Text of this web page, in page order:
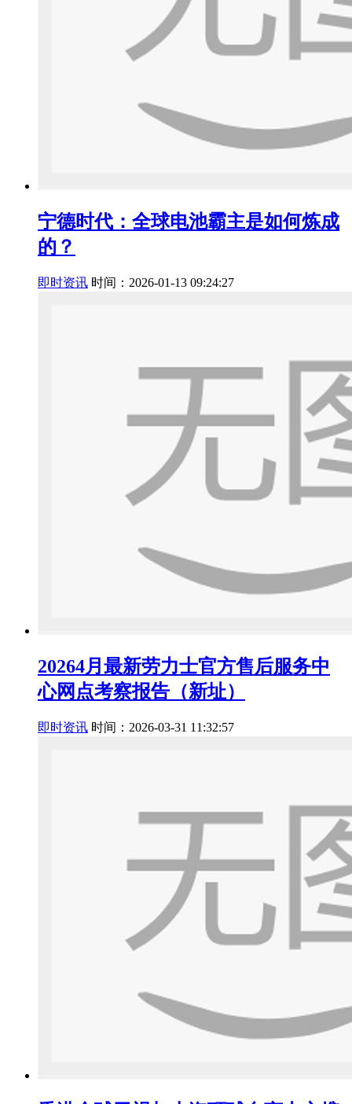
宁德时代：全球电池霸主是如何炼成
的？
即时资讯 时间：2026-01-13 09:24:27
20264月最新劳力士官方售后服务中
心网点考察报告（新址）
即时资讯 时间：2026-03-31 11:32:57